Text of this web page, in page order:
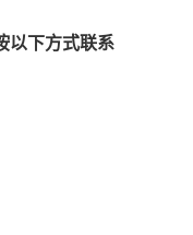
以下方式联系